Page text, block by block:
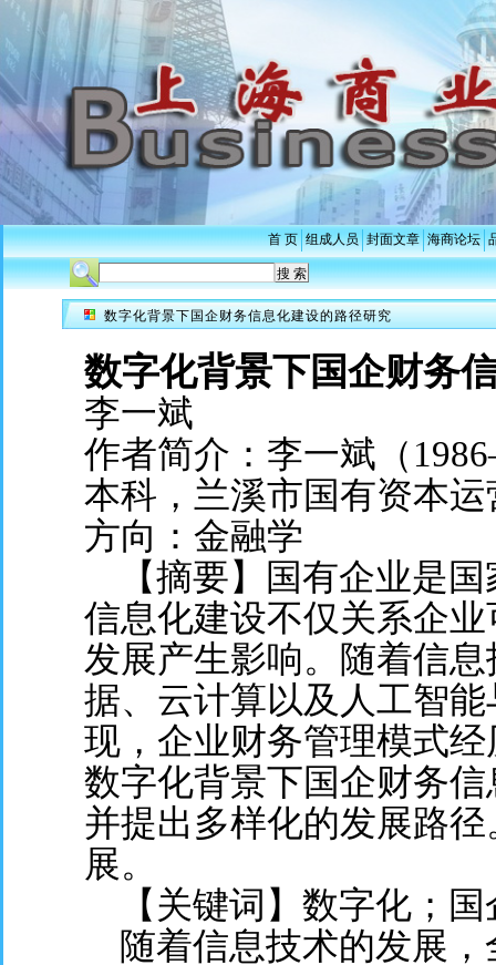
首 页 组成人员 封面文章 海商论坛
数字化背景下国企财务信息化建设的路径研究
数字化背景下国企财务
李一斌
作者简介：李一斌（
本科，兰溪市国有资本
方向：金融学
【摘要】国有企业是国
信息化建设不仅关系企
发展产生影响。随着信
据、云计算以及人工智
现，企业财务管理模式
数字化背景下国企财务
并提出多样化的发展路
展。
【关键词】数字化；国
随着信息技术的发展，